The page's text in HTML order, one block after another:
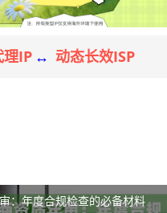
理IP ↔ 动态长效ISP
：年度合规检查的必备材料